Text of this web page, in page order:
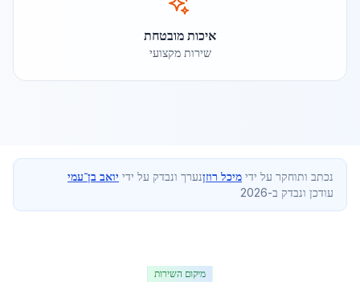
איכות מובטחת
שירות מקצועי
נכתב ותוחקר על ידי מיכל רוזןנערך ונבדק על ידי יואב בן־עמי
עודכן ונבדק ב-2026
מיקום השירות